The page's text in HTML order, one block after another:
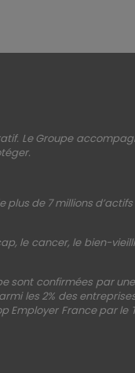
Le Groupe
de 7 millions
le cancer, le bien-
sont confirmées par
les 2% des
Employer France par